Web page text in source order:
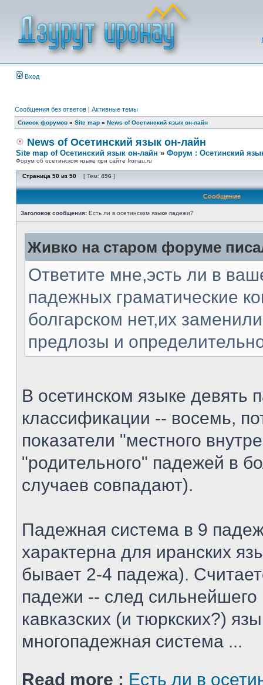
Вход
Сообщения без ответов | Активные темы
Список форумов » Site map » News of Осетинский язык он-лайн
News of Осетинский язык он-лайн
Site map of Осетинский язык он-лайн » Форум : Осетинский
Форум об осетинском языке при сайте Ironau.ru
Страница 50 из 50 [ Тем: 496 ]
Сообщение
Заголовок сообщения: Есть ли в осетинском языке падежи?
Живко на старом форуме
Ответите мне,эсть ли в
падежных граматические
болгарском нет,их
предлозы и
В осетинском языке девять
классификации -- восемь,
показатели "местного
"родительного" падежей в
случаев совпадают).
Падежная система в 9
характерна для иранских
бывает 2-4 падежа).
падежи -- след сильнейшего
кавказских (и тюркских?)
многопадежная система ...
Read more : Есть ли в